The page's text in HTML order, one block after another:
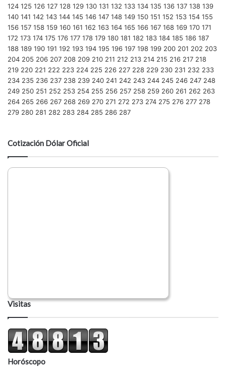
124 125 126 127 128 129 130 131 132 133 134 135 136 137 138 139
140 141 142 143 144 145 146 147 148 149 150 151 152 153 154 155
156 157 158 159 160 161 162 163 164 165 166 167 168 169 170 171
172 173 174 175 176 177 178 179 180 181 182 183 184 185 186 187
188 189 190 191 192 193 194 195 196 197 198 199 200 201 202 203
204 205 206 207 208 209 210 211 212 213 214 215 216 217 218
219 220 221 222 223 224 225 226 227 228 229 230 231 232 233
234 235 236 237 238 239 240 241 242 243 244 245 246 247 248
249 250 251 252 253 254 255 256 257 258 259 260 261 262 263
264 265 266 267 268 269 270 271 272 273 274 275 276 277 278
279 280 281 282 283 284 285 286 287
Cotización Dólar Oficial
Visitas
Horóscopo